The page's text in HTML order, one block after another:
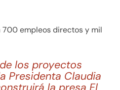
700 empleos directos y mil
los proyectos
Presidenta Claudia